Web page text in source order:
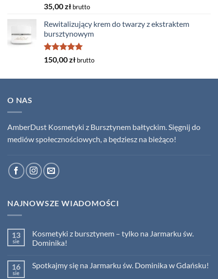
Oceniono
5.00
35,00zł brutto
Rewitalizujący krem do twarzy z ekstraktem
bursztynowym
Oceniono
5.00na 5
150,00zł brutto
O NAS
AmberDust Kosmetyki z Bursztynem bałtyckim. Sięgnij do
mediów społecznościowych, a będziesz na bieżąco!
NAJNOWSZE WIADOMOŚCI
13
sie
Kosmetyki z bursztynem – tylko na Jarmarku św.
Dominika!
do
Kosmetyki
16
sie
Spotkajmy się na Jarmarku św. Dominika w Gdańsku!